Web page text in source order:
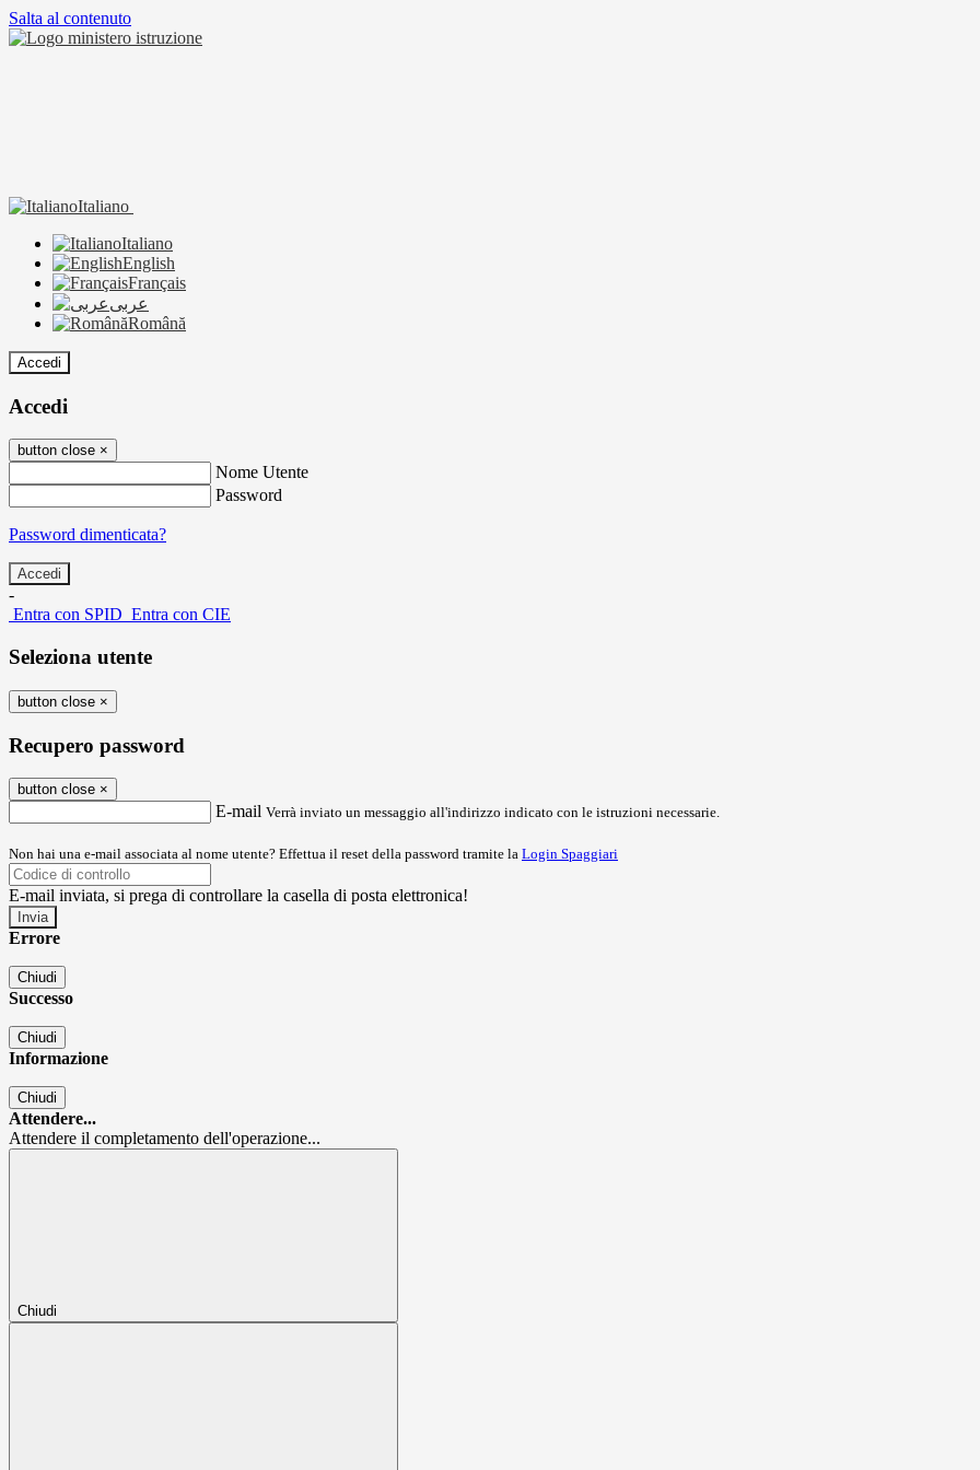
Salta al contenuto
Italiano
Italiano
English
Français
عربى
Română
Accedi
Accedi
button close ×
Nome Utente
Password
Password dimenticata?
-
Entra con SPID Entra con CIE
Seleziona utente
button close ×
Recupero password
button close ×
E-mail Verrà inviato un messaggio all'indirizzo indicato con le istruzioni necessarie.
Non hai una e-mail associata al nome utente? Effettua il reset della password tramite la Login Spaggiari
E-mail inviata, si prega di controllare la casella di posta elettronica!
Errore
Chiudi
Successo
Chiudi
Informazione
Chiudi
Attendere...
Attendere il completamento dell'operazione...
Chiudi